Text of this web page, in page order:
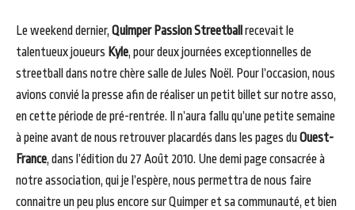
Le weekend dernier,Quimper Passion Streetball recevait le
talentueux joueurs Kyle, pour deux journées exceptionnelles de
streetball dans notre chère salle de Jules Noël. Pour l’occasion, nous
avions convié la presse afin de réaliser un petit billet sur notre asso,
en cette période de pré-rentrée. Il n’aura fallu qu’une petite semaine
à peine avant de nous retrouver placardés dans les pages duOuest-
France, dans l’édition du 27 Août 2010. Une demi page consacrée à
notre association, qui je l’espère, nous permettra de nous faire
connaitre un peu plus encore sur Quimper et sa communauté, et bien